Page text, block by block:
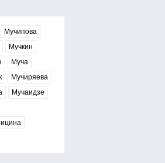
Мучипова
Мучкин
Муча
Мучиряева
Мучаидзе